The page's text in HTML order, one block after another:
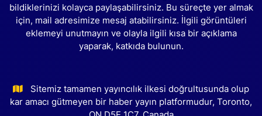
bildiklerinizi kolayca paylaşabilirsiniz. Bu süreçte yer almak
için, mail adresimize mesaj atabilirsiniz. İlgili görüntüleri
eklemeyi unutmayın ve olayla ilgili kısa bir açıklama
yaparak, katkıda bulunun.
Sitemiz tamamen yayıncılık ilkesi doğrultusunda olup
kar amacı gütmeyen bir haber yayın platformudur, Toronto,